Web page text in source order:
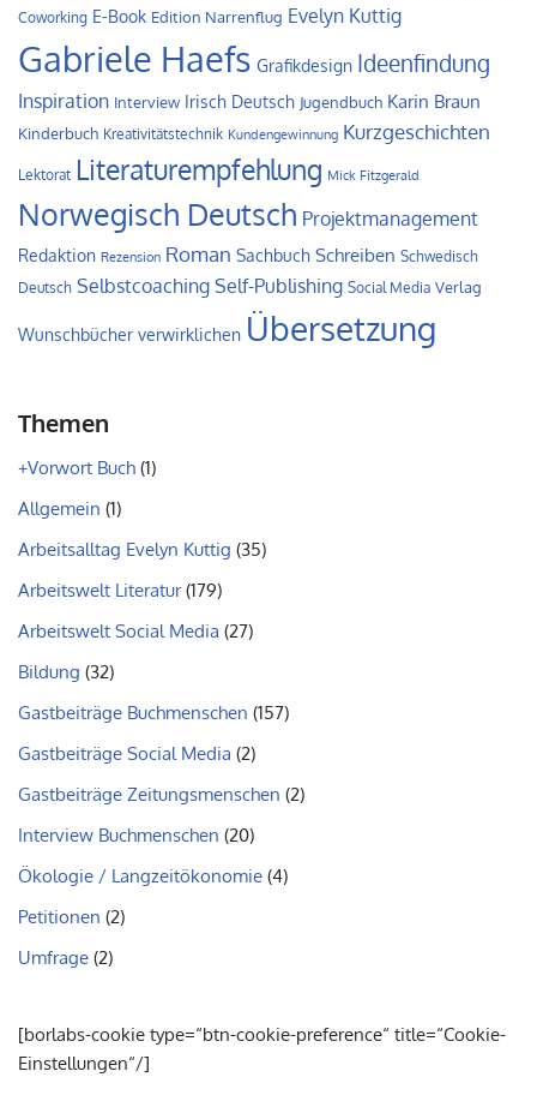
Coworking E-Book Edition Narrenflug Evelyn Kuttig
Gabriele Haefs Grafikdesign Ideenfindung
Inspiration Interview Irisch Deutsch Jugendbuch Karin Braun
Kinderbuch Kreativitätstechnik Kundengewinnung Kurzgeschichten
Lektorat Literaturempfehlung Mick Fitzgerald
Norwegisch Deutsch Projektmanagement
Redaktion Rezension Roman Sachbuch Schreiben Schwedisch
Deutsch Selbstcoaching Self-Publishing Social Media Verlag
Wunschbücher verwirklichen Übersetzung
Themen
+Vorwort Buch (1)
Allgemein (1)
Arbeitsalltag Evelyn Kuttig (35)
Arbeitswelt Literatur(179)
Arbeitswelt Social Media (27)
Bildung (32)
Gastbeiträge Buchmenschen (157)
Gastbeiträge Social Media (2)
Gastbeiträge Zeitungsmenschen (2)
Interview Buchmenschen (20)
Ökologie / Langzeitökonomie (4)
Petitionen (2)
Umfrage (2)
[borlabs-cookie type=“btn-cookie-preference“ title=“Cookie-
Einstellungen“/]